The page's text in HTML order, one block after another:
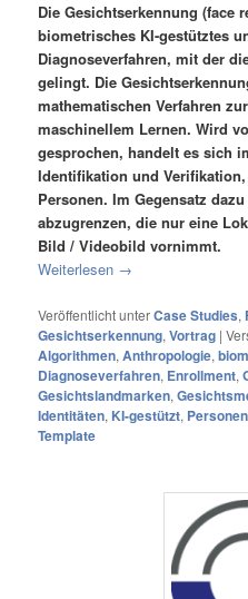
Die Gesichtserkennung (face
biometrisches KI-gestütztes
Diagnoseverfahren, mit der
gelingt. Die
mathematischen Verfahren
maschinellem Lernen. Wird
gesprochen, handelt es sich
Identifikation und
Personen. Im Gegensatz
abzugrenzen, die nur eine
Bild / Videobild vornimmt.
Weiterlesen →
Veröffentlicht unterCase Studies,
Gesichtserkennung,Vortrag |
Algorithmen,Anthropologie,
Diagnoseverfahren, Enrollment,
Gesichtslandmarken,
Identitäten, KI-gestützt,
Template